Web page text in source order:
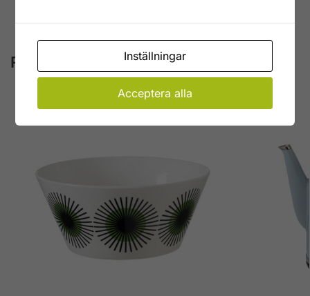
Varumärke: PLINT
Relaterade produkter
Inställningar
Acceptera alla